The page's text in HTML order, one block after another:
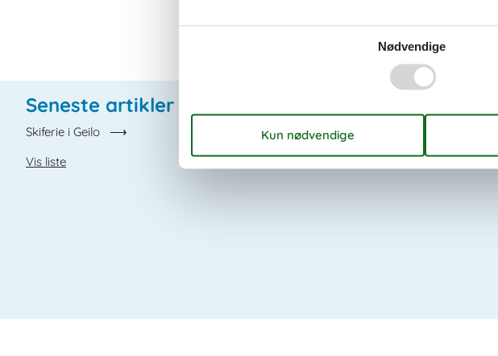
Seneste artikler om Geilo
Skiferie i Geilo
Vis liste
Nødvendige